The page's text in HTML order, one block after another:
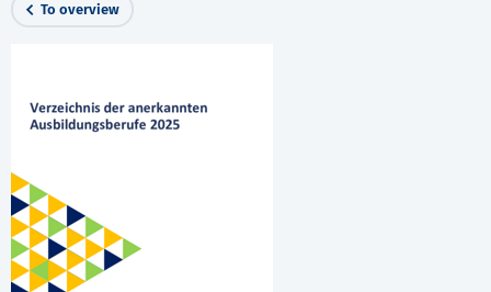
To overview